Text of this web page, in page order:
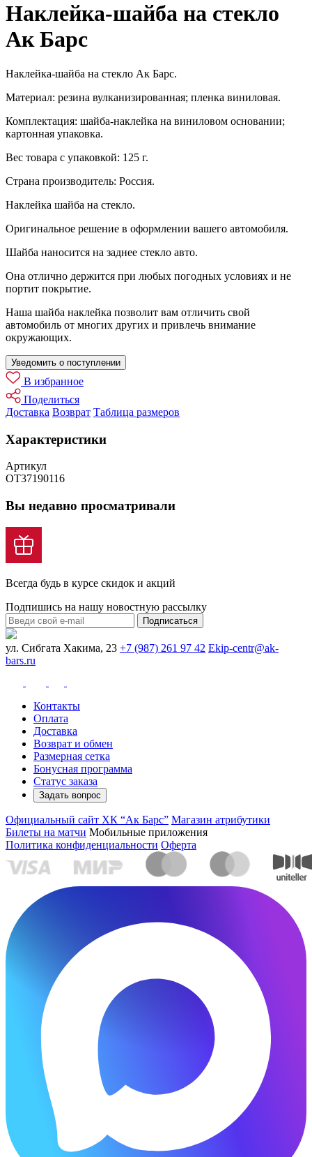
Наклейка-шайба на стекло
Ак Барс
Наклейка-шайба на стекло Ак Барс.
Материал: резина вулканизированная; пленка виниловая.
Комплектация: шайба-наклейка на виниловом основании;
картонная упаковка.
Вес товара с упаковкой: 125 г.
Страна производитель: Россия.
Наклейка шайба на стекло.
Оригинальное решение в оформлении вашего автомобиля.
Шайба наносится на заднее стекло авто.
Она отлично держится при любых погодных условиях и не
портит покрытие.
Наша шайба наклейка позволит вам отличить свой
автомобиль от многих других и привлечь внимание
окружающих.
Уведомить о поступлении
В избранное
Поделиться
Доставка Возврат Таблица размеров
Характеристики
Артикул
OT37190116
Вы недавно просматривали
Всегда будь в курсе скидок и акций
Подпишись на нашу новостную рассылку
Подписаться
ул. Сибгата Хакима, 23 +7 (987) 261 97 42 Ekip-centr@ak-
bars.ru
Контакты
Оплата
Доставка
Возврат и обмен
Размерная сетка
Бонусная программа
Статус заказа
Задать вопрос
Официальный сайт ХК “Ак Барс” Магазин атрибутики
Билеты на матчи Мобильные приложения
Политика конфиденциальности Оферта